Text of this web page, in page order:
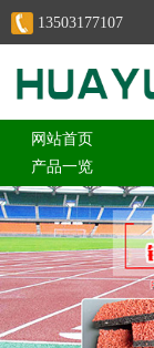
13503177107
网站首页
产品一览